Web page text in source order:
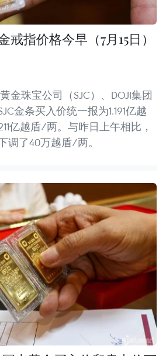
戒指价格今早（7月15日）
金珠宝公司（SJC）、DOJI集团
金条买入价统一报为1.191亿越
亿越盾/两。与昨日上午相比，
调了40万越盾/两。